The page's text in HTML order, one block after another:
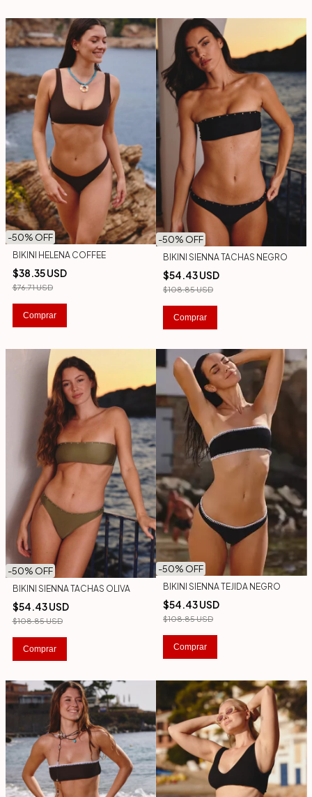
-50% OFF
BIKINI HELENA COFFEE
$38.35 USD
$76.71 USD
Comprar
-50% OFF
BIKINI SIENNA TACHAS NEGRO
$54.43 USD
$108.85 USD
Comprar
-50% OFF
BIKINI SIENNA TACHAS OLIVA
$54.43 USD
$108.85 USD
Comprar
-50% OFF
BIKINI SIENNA TEJIDA NEGRO
$54.43 USD
$108.85 USD
Comprar